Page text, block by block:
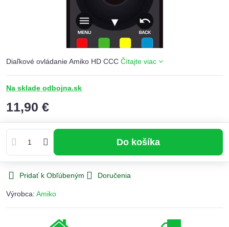
Diaľkové ovládanie Amiko HD CCC Čítajte viac
Na sklade odbojna.sk
11,90 €
Do košíka
Pridať k Obľúbeným Doručenia
Výrobca: Amiko